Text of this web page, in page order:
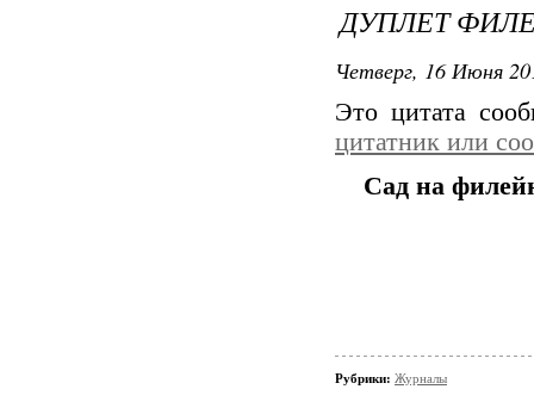
ДУПЛЕТ
Четверг, 16 Июня
Это цитата
цитатник или
Сад на
Рубрики: Журналы